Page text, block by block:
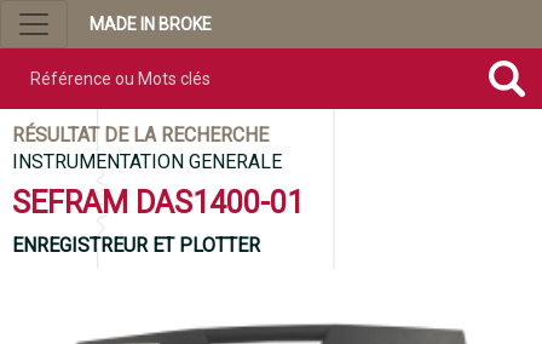
MADE IN BROKE
RÉSULTAT DE LA RECHERCHE
INSTRUMENTATION GENERALE
SEFRAM DAS1400-01
ENREGISTREUR ET PLOTTER